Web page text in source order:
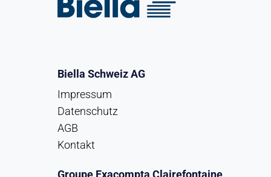
Biella Schweiz AG
Impressum
Datenschutz
AGB
Kontakt
Groupe Exacompta Clairefontaine